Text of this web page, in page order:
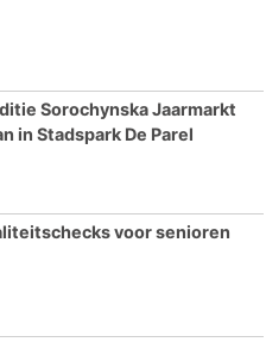
Sorochynska Jaarmarkt
in Stadspark De Parel
voor senioren